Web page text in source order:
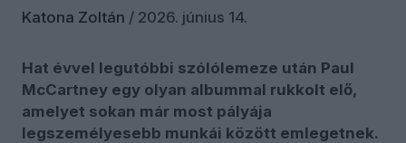
Katona Zoltán / 2026. június 14.
Hat évvel legutóbbi szólólemeze után Paul
McCartney egy olyan albummal rukkolt elő,
amelyet sokan már most pályája
legszemélyesebb munkái között emlegetnek.